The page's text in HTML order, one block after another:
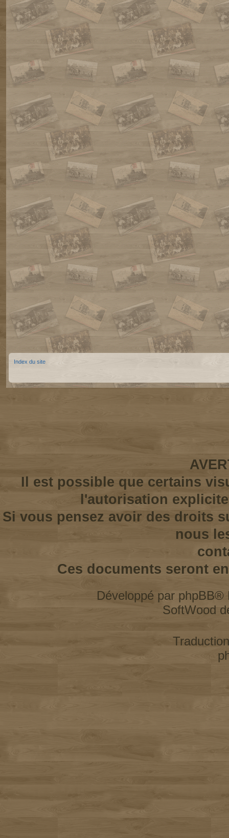
Index du site
Il est possible que certains
l'autorisation
Si vous pensez avoir des droits
nous
Ces documents seront
Développé par phpBB®
SoftWood